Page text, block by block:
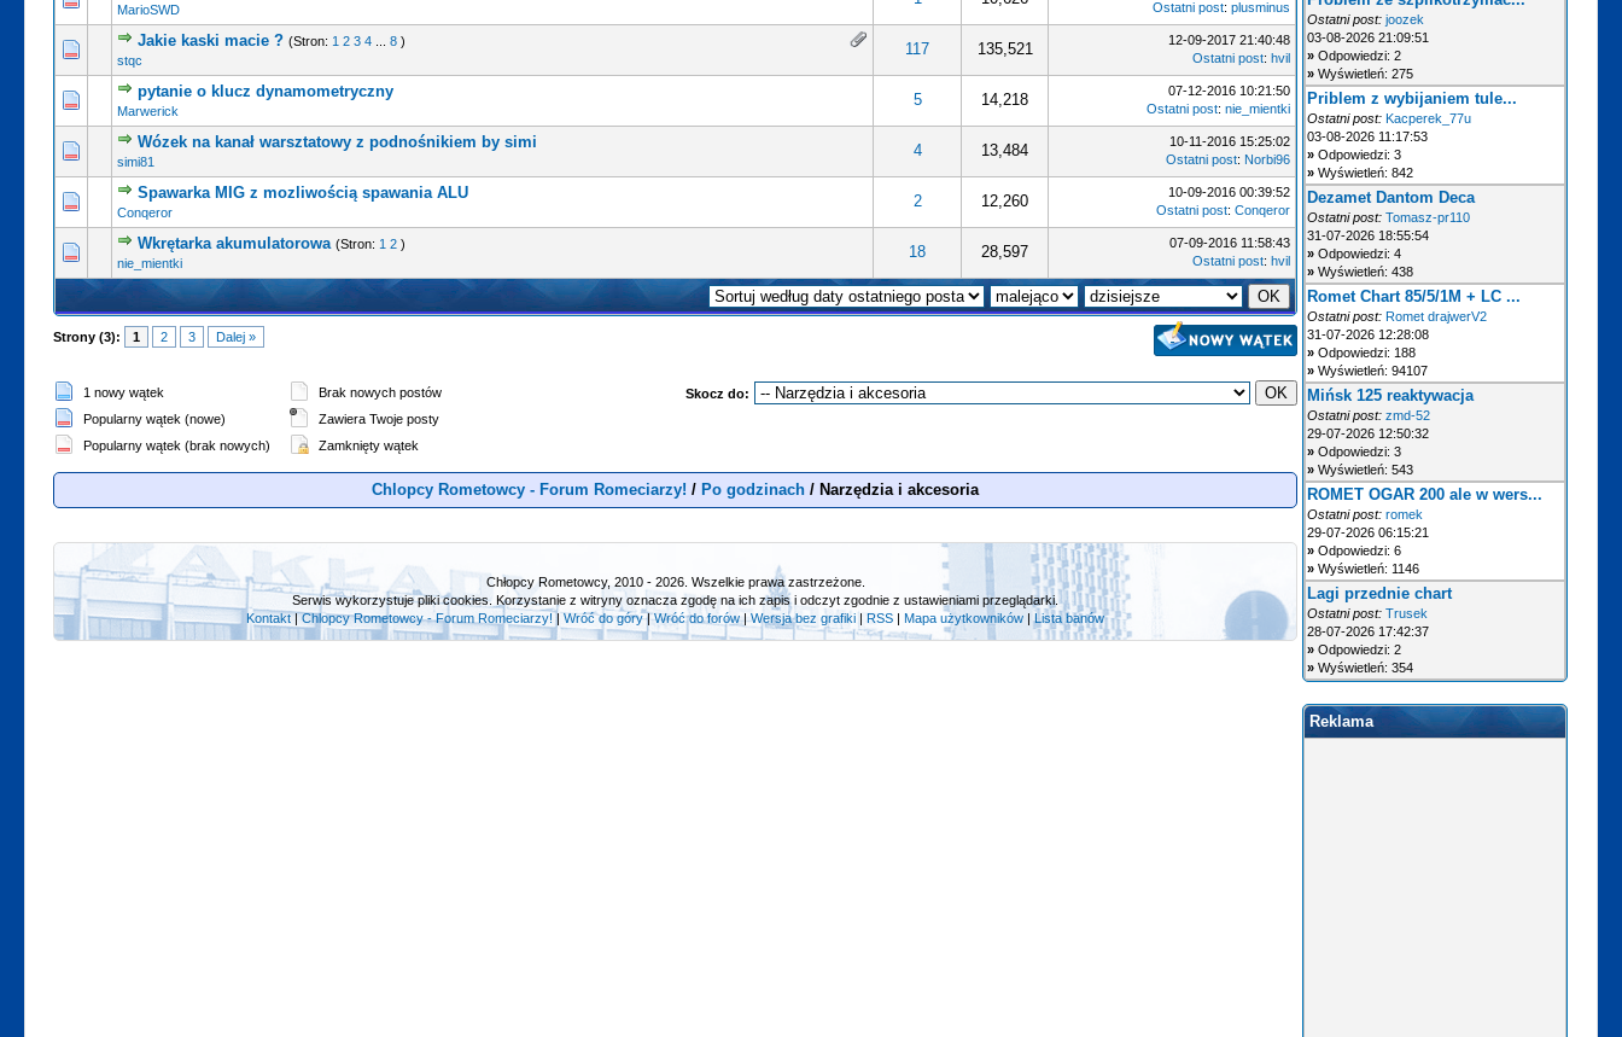
MarioSWD
Ostatni post:plusminus
Jakie kaski macie ?(Stron:1 2 3 4 ...8 )
stqc
117 135,521
12-09-2017 21:40:48
Ostatni post: hvil
pytanie o klucz dynamometryczny
Marwerick
5 14,218
07-12-2016 10:21:50
Ostatni post:nie_mientki
Wózek na kanał warsztatowy z podnośnikiem by simi
simi81
4 13,484
10-11-2016 15:25:02
Ostatni post: Norbi96
Spawarka MIG z mozliwością spawania ALU
Conqeror
2 12,260
10-09-2016 00:39:52
Ostatni post:Conqeror
Wkrętarka akumulatorowa (Stron:1 2 )
nie_mientki
18 28,597
07-09-2016 11:58:43
Ostatni post: hvil
Strony (3): 1 2 3 Dalej »
1 nowy wątek
Popularny wątek (nowe)
Popularny wątek (brak nowych)
Brak nowych postów
Zawiera Twoje posty
Zamknięty wątek
Skocz do:
Chlopcy Rometowcy - Forum Romeciarzy! / Po godzinach / Narzędzia i akcesoria
Chłopcy Rometowcy, 2010 - 2026. Wszelkie prawa zastrzeżone.
Serwis wykorzystuje pliki cookies. Korzystanie z witryny oznacza zgodę na ich zapis i odczyt zgodnie z ustawieniami przeglądarki.
Kontakt|Chlopcy Rometowcy - Forum Romeciarzy! |Wróć do góry|Wróć do forów|Wersja bez grafiki RSS Mapa użytkowników |Lista banów
Ostatni post: joozek
03-08-2026 21:09:51
»Odpowiedzi: 2
»Wyświetleń: 275
Priblem z wybijaniem tule...
Ostatni post: Kacperek_77u
03-08-2026 11:17:53
»Odpowiedzi: 3
»Wyświetleń: 842
Dezamet Dantom Deca
Ostatni post: Tomasz-pr110
31-07-2026 18:55:54
»Odpowiedzi: 4
»Wyświetleń: 438
Romet Chart 85/5/1M + LC ...
Ostatni post: Romet drajwerV2
31-07-2026 12:28:08
»Odpowiedzi: 188
»Wyświetleń: 94107
Mińsk 125 reaktywacja
Ostatni post: zmd-52
29-07-2026 12:50:32
»Odpowiedzi: 3
»Wyświetleń: 543
ROMET OGAR 200 ale w wers...
Ostatni post: romek
29-07-2026 06:15:21
»Odpowiedzi: 6
»Wyświetleń: 1146
Lagi przednie chart
Ostatni post: Trusek
28-07-2026 17:42:37
»Odpowiedzi: 2
»Wyświetleń: 354
Reklama